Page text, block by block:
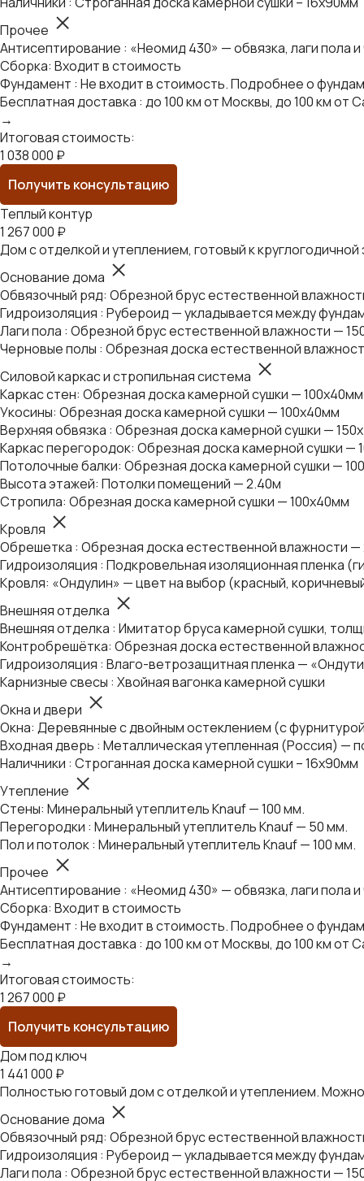
Прочее
Антисептирование : «Неомид 430» — обвязка, лаги пола
Сборка: Входит в стоимость
Фундамент : Не входит в стоимость. Подробнее о
Бесплатная доставка : до 100 км от Москвы, до 100 км
→
Итоговая стоимость:
1 038 000 ₽
Получить консультацию
Теплый контур
1 267 000 ₽
Дом с отделкой и утеплением, готовый к
Основание дома
Обвязочный ряд: Обрезной брус естественной
Гидроизоляция : Рубероид — укладывается между
Лаги пола : Обрезной брус естественной влажности —
Черновые полы : Обрезная доска естественной
Силовой каркас и стропильная система
Каркас стен: Обрезная доска камерной сушки —
Укосины: Обрезная доска камерной сушки — 100х40мм
Верхняя обвязка : Обрезная доска камерной сушки —
Каркас перегородок: Обрезная доска камерной сушки —
Потолочные балки: Обрезная доска камерной сушки —
Высота этажей: Потолки помещений — 2.40м
Стропила: Обрезная доска камерной сушки — 100х40мм
Кровля
Обрешетка : Обрезная доска естественной влажности —
Гидроизоляция : Подкровельная изоляционная пленка
Кровля: «Ондулин» — цвет на выбор (красный,
Внешняя отделка
Внешняя отделка : Имитатор бруса камерной сушки,
Контробрешётка: Обрезная доска естественной
Гидроизоляция : Влаго-ветрозащитная пленка —
Карнизные свесы : Хвойная вагонка камерной сушки
Окна и двери
Окна: Деревянные с двойным остеклением (с
Входная дверь : Металлическая утепленная (Россия) —
Наличники : Строганная доска камерной сушки – 16х90мм
Утепление
Стены: Минеральный утеплитель Knauf — 100 мм.
Перегородки : Минеральный утеплитель Knauf — 50 мм.
Пол и потолок : Минеральный утеплитель Knauf — 100 мм.
Прочее
Антисептирование : «Неомид 430» — обвязка, лаги пола
Сборка: Входит в стоимость
Фундамент : Не входит в стоимость. Подробнее о
Бесплатная доставка : до 100 км от Москвы, до 100 км
→
Итоговая стоимость:
1 267 000 ₽
Получить консультацию
Дом под ключ
1 441 000 ₽
Полностью готовый дом с отделкой и утеплением.
Основание дома
Обвязочный ряд: Обрезной брус естественной
Гидроизоляция : Рубероид — укладывается между
Лаги пола : Обрезной брус естественной влажности —